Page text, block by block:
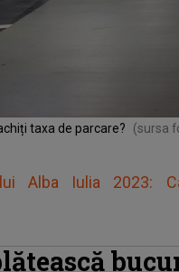
taxa de parcare? (sursa
Alba Iulia 2023: